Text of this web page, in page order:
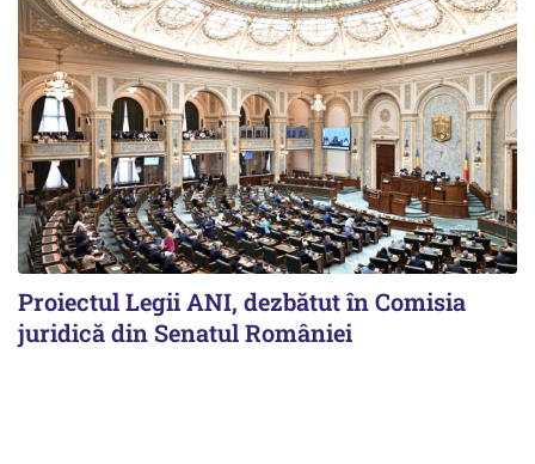
Proiectul Legii ANI, dezbătut în Comisia
juridică din Senatul României